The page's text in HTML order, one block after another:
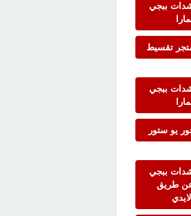
ببجي
تقسيط
ببجي
يو ستور
ببجي
طريق
الايدي